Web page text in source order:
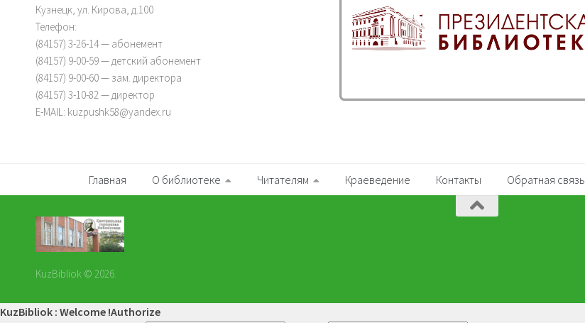
Кузнецк, ул. Кирова, д.100
Телефон:
(84157) 3-26-14 — абонемент
(84157) 9-00-59 — детский абонемент
(84157) 9-00-60 — зам. директора
(84157) 3-10-82 — директор
E-MAIL: kuzpushk58@yandex.ru
Главная О библиотеке Читателям Краеведение Контакты Обратная связь
KuzBibliok © 2026.
KuzBibliok : Welcome !Authorize